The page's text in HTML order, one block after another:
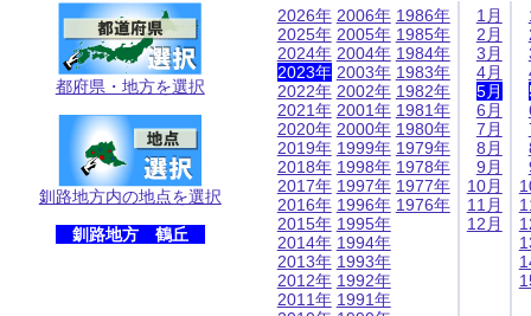
都府県・地方を選択
釧路地方内の地点を選択
釧路地方 鶴丘
2026年
2025年
2024年
2023年
2022年
2021年
2020年
2019年
2018年
2017年
2016年
2015年
2014年
2013年
2012年
2011年
2006年
2005年
2004年
2003年
2002年
2001年
2000年
1999年
1998年
1997年
1996年
1995年
1994年
1993年
1992年
1991年
1986年
1985年
1984年
1983年
1982年
1981年
1980年
1979年
1978年
1977年
1976年
1月
2月
3月
4月
5月
6月
7月
8月
9月
10月
11月
12月